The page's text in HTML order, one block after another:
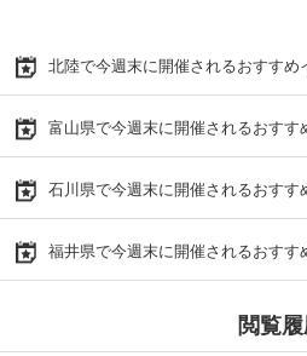
北陸で今週末に開催されるおすすめ
富山県で今週末に開催されるおすす
石川県で今週末に開催されるおすす
福井県で今週末に開催されるおすす
閲覧